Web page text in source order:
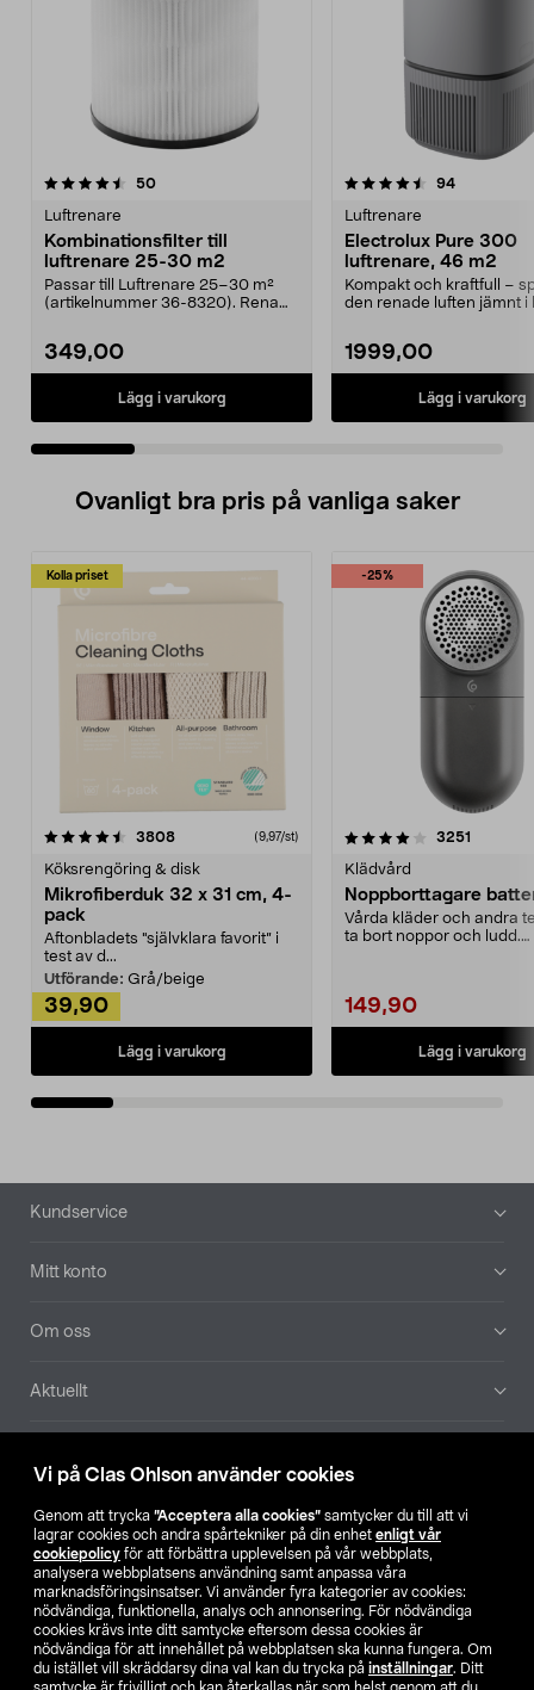
Vi på Clas Ohlson använder cookies
Genom att trycka ”Acceptera alla cookies” samtycker du till att vi
lagrar cookies och andra spårtekniker på din enhet enligt vår
cookiepolicy för att förbättra upplevelsen på vår webbplats,
analysera webbplatsens användning samt anpassa våra
marknadsföringsinsatser. Vi använder fyra kategorier av cookies:
nödvändiga, funktionella, analys och annonsering. För nödvändiga
cookies krävs inte ditt samtycke eftersom dessa cookies är
nödvändiga för att innehållet på webbplatsen ska kunna fungera. Om
du istället vill skräddarsy dina val kan du trycka på inställningar. Ditt
50recensioner
Luftrenare
Kombinationsfilter till
luftrenare 25-30 m2
Passar till Luftrenare 25–30 m²
(artikelnummer 36-8320). Rena
349,00
Lägg i varukorg
4.5 av 5 stjärnor 94recensioner
Luftrenare
Electrolux Pure 300
luftrenare, 46 m2
Kompakt och kraftfull –
den renade luften jämnt i
1999,00
Lägg i varukorg
5.0 av 5 stjärnor
Ovanligt bra pris på vanliga saker
Kolla priset
3808recensioner (9,97/st)
Köksrengöring & disk
Mikrofiberduk 32 x 31 cm, 4-
pack
Aftonbladets "självklara favorit” i
test av d...
Utförande: Grå/beige
39,90
Lägg i varukorg
-25%
4.0av 5 stjärnor 3251
Klädvård
Noppborttagare
Vårda kläder och andra
ta bort noppor och ludd.
149,90
Lägg i varukorg
4.5av 5 stjärnor
Sidfot
Kundservice
Mitt konto
Om oss
Aktuellt
Hitta butik
SE NO FI